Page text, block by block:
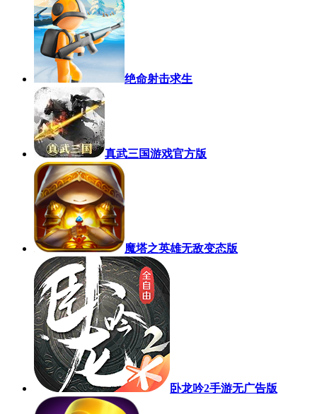
绝命射击求生
真武三国游戏官方版
魔塔之英雄无敌变态版
卧龙吟2手游无广告版